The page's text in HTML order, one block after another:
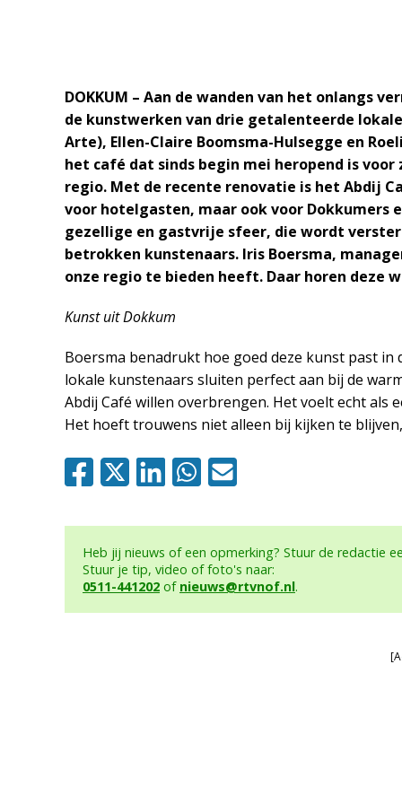
DOKKUM – Aan de wanden van het onlangs
de kunstwerken van drie getalenteerde
Arte), Ellen-Claire Boomsma-Hulsegge en
het café dat sinds begin mei heropend is
regio. Met de recente renovatie is het Abdij
voor hotelgasten, maar ook voor Dokkumers
gezellige en gastvrije sfeer, die wordt
betrokken kunstenaars. Iris Boersma,
onze regio te bieden heeft. Daar horen deze
Kunst uit Dokkum
Boersma benadrukt hoe goed deze kunst past in
lokale kunstenaars sluiten perfect aan bij de
Abdij Café willen overbrengen. Het voelt echt als
Het hoeft trouwens niet alleen bij kijken te
Heb jij nieuws of een opmerking? Stuur de redactie
Stuur je tip, video of foto's naar:
0511-441202 of nieuws@rtvnof.nl.